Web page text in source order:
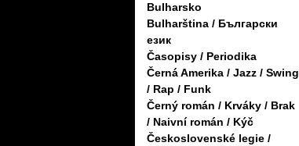
Bulharsko
Bulharština / Български
език
Časopisy / Periodika
Černá Amerika / Jazz / Swing
/ Rap / Funk
Černý román / Krváky / Brak
/ Naivní román / Kýč
Československé legie /